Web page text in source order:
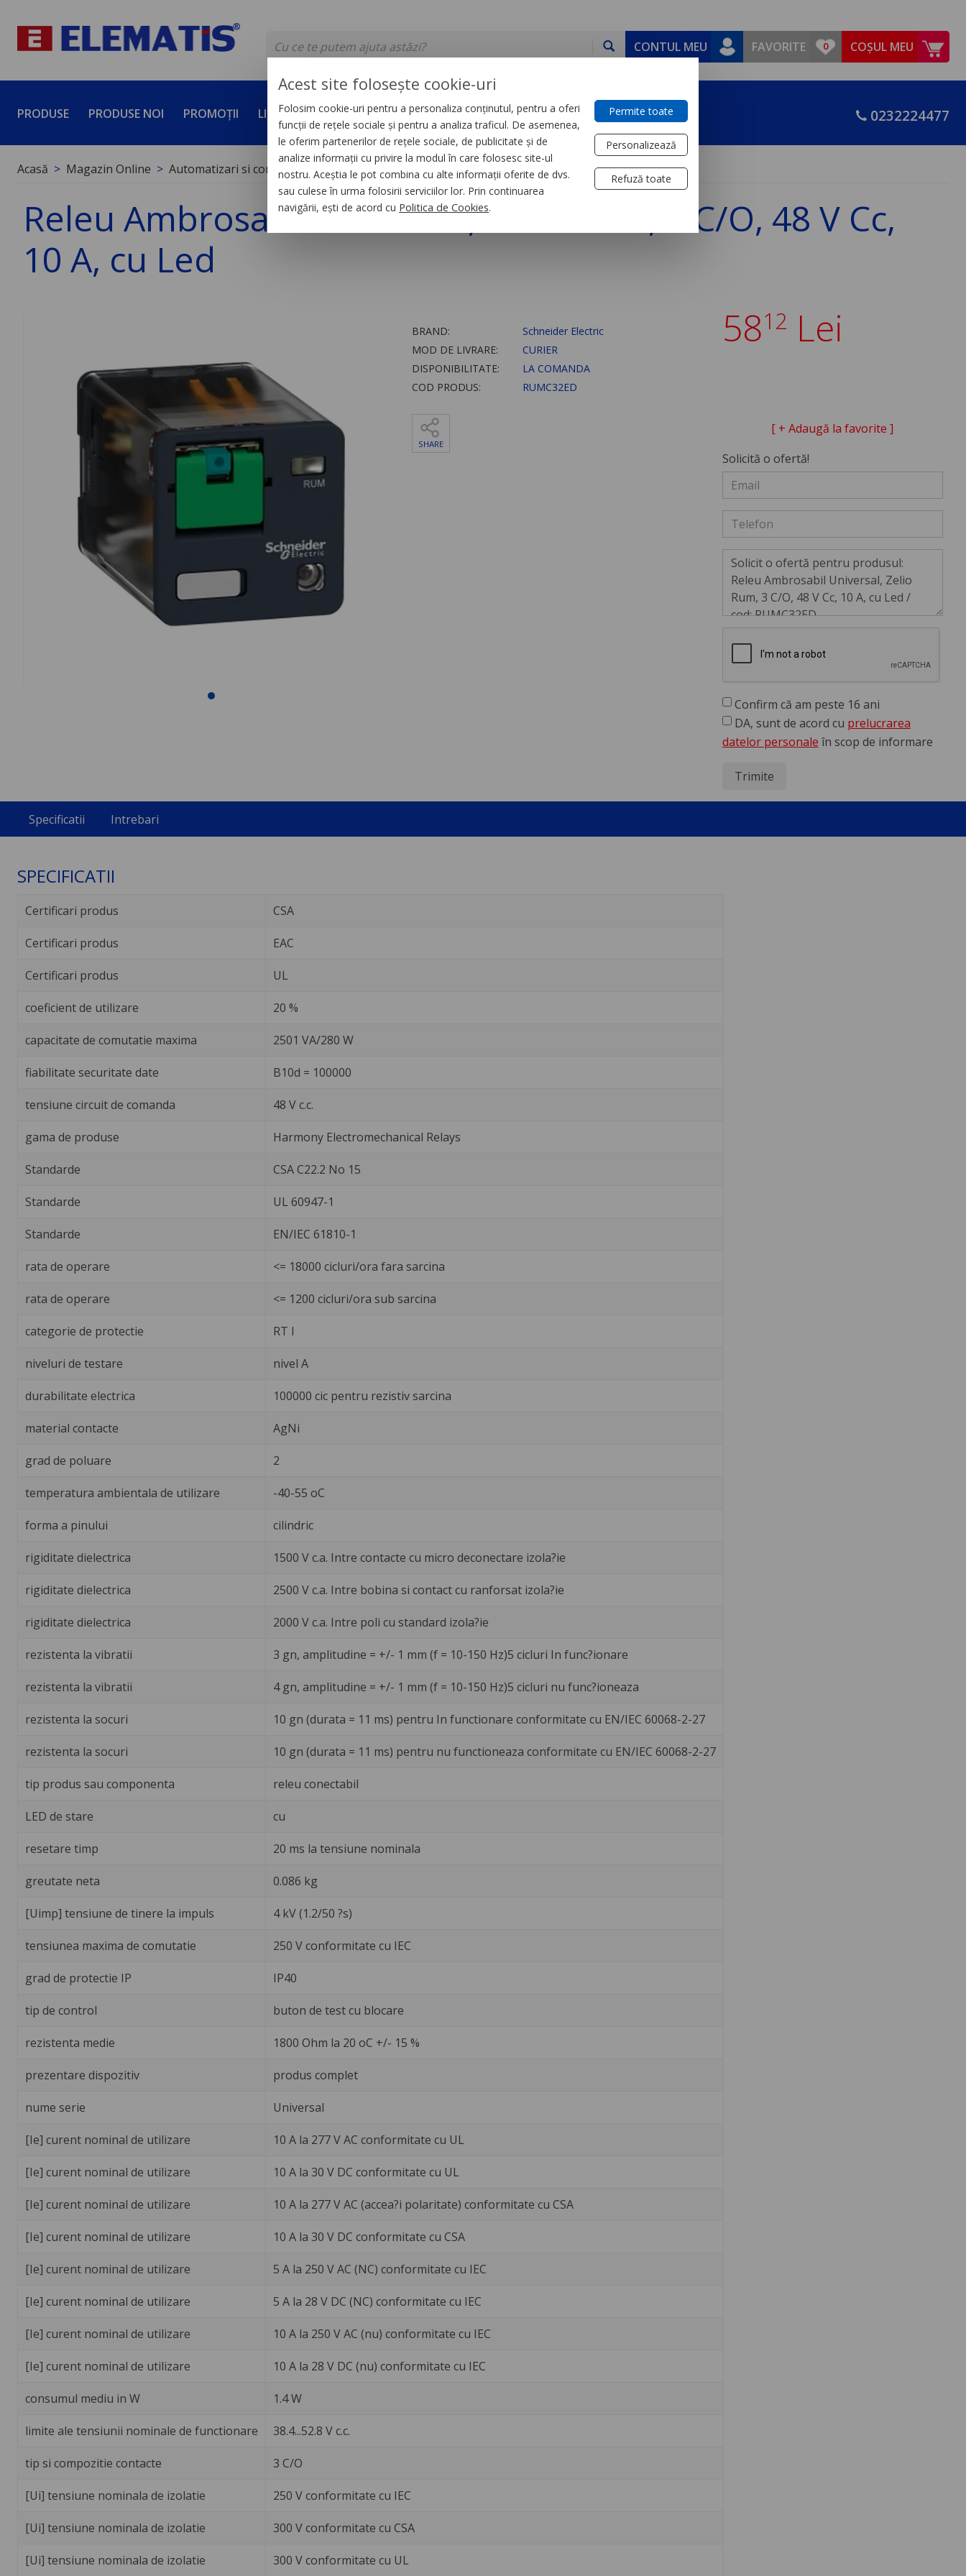
CONTUL MEU FAVORITE COȘUL MEU
PRODUSE PRODUSE NOI PROMOȚII LICHIDĂRI DE STOC SERVICII DEVINO PARTENER CONTACT 0232224477
Acasă Magazin Online Automatizari si control industrial Relee
Releu Ambrosabil Universal, Zelio Rum, 3 C/O, 48 V Cc,
10 A, cu Led
BRAND:
Schneider Electric
MOD DE LIVRARE:
CURIER
DISPONIBILITATE:
LA COMANDA
COD PRODUS:
RUMC32ED
SHARE
5812 Lei
[ + Adaugă la favorite ]
Solicită o ofertă!
Confirm că am peste 16 ani
DA, sunt de acord cu prelucrarea
datelor personale în scop de informare
Trimite
Specificatii Intrebari
SPECIFICATII
Certificari produs CSA
Certificari produs EAC
Certificari produs UL
coeficient de utilizare 20 %
capacitate de comutatie maxima 2501 VA/280 W
fiabilitate securitate date B10d = 100000
tensiune circuit de comanda 48 V c.c.
gama de produse Harmony Electromechanical Relays
Standarde CSA C22.2 No 15
Standarde UL 60947-1
Standarde EN/IEC 61810-1
rata de operare <= 18000 cicluri/ora fara sarcina
rata de operare <= 1200 cicluri/ora sub sarcina
categorie de protectie RT I
niveluri de testare nivel A
durabilitate electrica 100000 cic pentru rezistiv sarcina
material contacte AgNi
grad de poluare 2
temperatura ambientala de utilizare -40-55 oC
forma a pinului cilindric
rigiditate dielectrica 1500 V c.a. Intre contacte cu micro deconectare izola?ie
rigiditate dielectrica 2500 V c.a. Intre bobina si contact cu ranforsat izola?ie
rigiditate dielectrica 2000 V c.a. Intre poli cu standard izola?ie
rezistenta la vibratii 3 gn, amplitudine = +/- 1 mm (f = 10-150 Hz)5 cicluri In func?ionare
rezistenta la vibratii 4 gn, amplitudine = +/- 1 mm (f = 10-150 Hz)5 cicluri nu func?ioneaza
rezistenta la socuri 10 gn (durata = 11 ms) pentru In functionare conformitate cu EN/IEC 60068-2-27
rezistenta la socuri 10 gn (durata = 11 ms) pentru nu functioneaza conformitate cu EN/IEC 60068-2-27
tip produs sau componenta releu conectabil
LED de stare cu
resetare timp 20 ms la tensiune nominala
greutate neta 0.086 kg
[Uimp] tensiune de tinere la impuls 4 kV (1.2/50 ?s)
tensiunea maxima de comutatie 250 V conformitate cu IEC
grad de protectie IP IP40
tip de control buton de test cu blocare
rezistenta medie 1800 Ohm la 20 oC +/- 15 %
prezentare dispozitiv produs complet
nume serie Universal
[Ie] curent nominal de utilizare 10 A la 277 V AC conformitate cu UL
[Ie] curent nominal de utilizare 10 A la 30 V DC conformitate cu UL
[Ie] curent nominal de utilizare 10 A la 277 V AC (accea?i polaritate) conformitate cu CSA
[Ie] curent nominal de utilizare 10 A la 30 V DC conformitate cu CSA
[Ie] curent nominal de utilizare 5 A la 250 V AC (NC) conformitate cu IEC
[Ie] curent nominal de utilizare 5 A la 28 V DC (NC) conformitate cu IEC
[Ie] curent nominal de utilizare 10 A la 250 V AC (nu) conformitate cu IEC
[Ie] curent nominal de utilizare 10 A la 28 V DC (nu) conformitate cu IEC
consumul mediu in W 1.4 W
limite ale tensiunii nominale de functionare 38.4...52.8 V c.c.
tip si compozitie contacte 3 C/O
[Ui] tensiune nominala de izolatie 250 V conformitate cu IEC
[Ui] tensiune nominala de izolatie 300 V conformitate cu CSA
[Ui] tensiune nominala de izolatie 300 V conformitate cu UL
Acest site folosește cookie-uri
Folosim cookie-uri pentru a personaliza conținutul, pentru a oferi
funcții de rețele sociale și pentru a analiza traficul. De asemenea,
le oferim partenerilor de rețele sociale, de publicitate și de
analize informații cu privire la modul în care folosesc site-ul
nostru. Aceștia le pot combina cu alte informații oferite de dvs.
sau culese în urma folosirii serviciilor lor. Prin continuarea
navigării, ești de acord cu Politica de Cookies.
Permite toate
Personalizează
Refuză toate